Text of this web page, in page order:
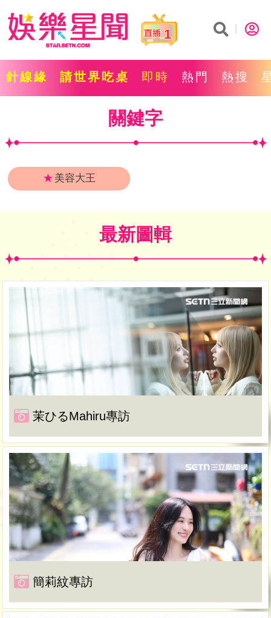
1
針線緣 請世界吃桌 即時 熱門 熱搜
關鍵字
★ 美容大王
最新圖輯
茉ひるMahiru專訪
簡莉紋專訪